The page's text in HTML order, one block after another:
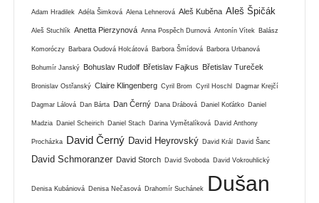
Adam Hradilek Adéla Šimková Alena Lehnerová Aleš Kuběna Aleš Špičák
Aleš Stuchlík Anetta Pierzynová Anna Pospěch Durnová Antonín Vítek Balász
Komoróczy Barbara Oudová Holcátová Barbora Šmídová Barbora Urbanová
Bohumír Janský Bohuslav Rudolf Břetislav Fajkus Břetislav Tureček
Bronislav Ostřanský Claire Klingenberg Cyril Brom Cyril Hoschl Dagmar Krejčí
Dagmar Lálová Dan Bárta Dan Černý Dana Drábová Daniel Koťátko Daniel
Madzia Daniel Scheirich Daniel Stach Darina Vymětalíková David Anthony
Procházka David Černý David Heyrovský David Král David Šanc
David Schmoranzer David Storch David Svoboda David Vokrouhlický
Denisa Kubániová Denisa Nečasová Drahomír Suchánek
Dušan